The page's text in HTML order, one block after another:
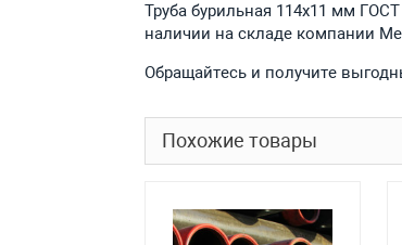
Труба бурильная 114x11 мм
наличии на складе компании
Обращайтесь и получите
Похожие товары